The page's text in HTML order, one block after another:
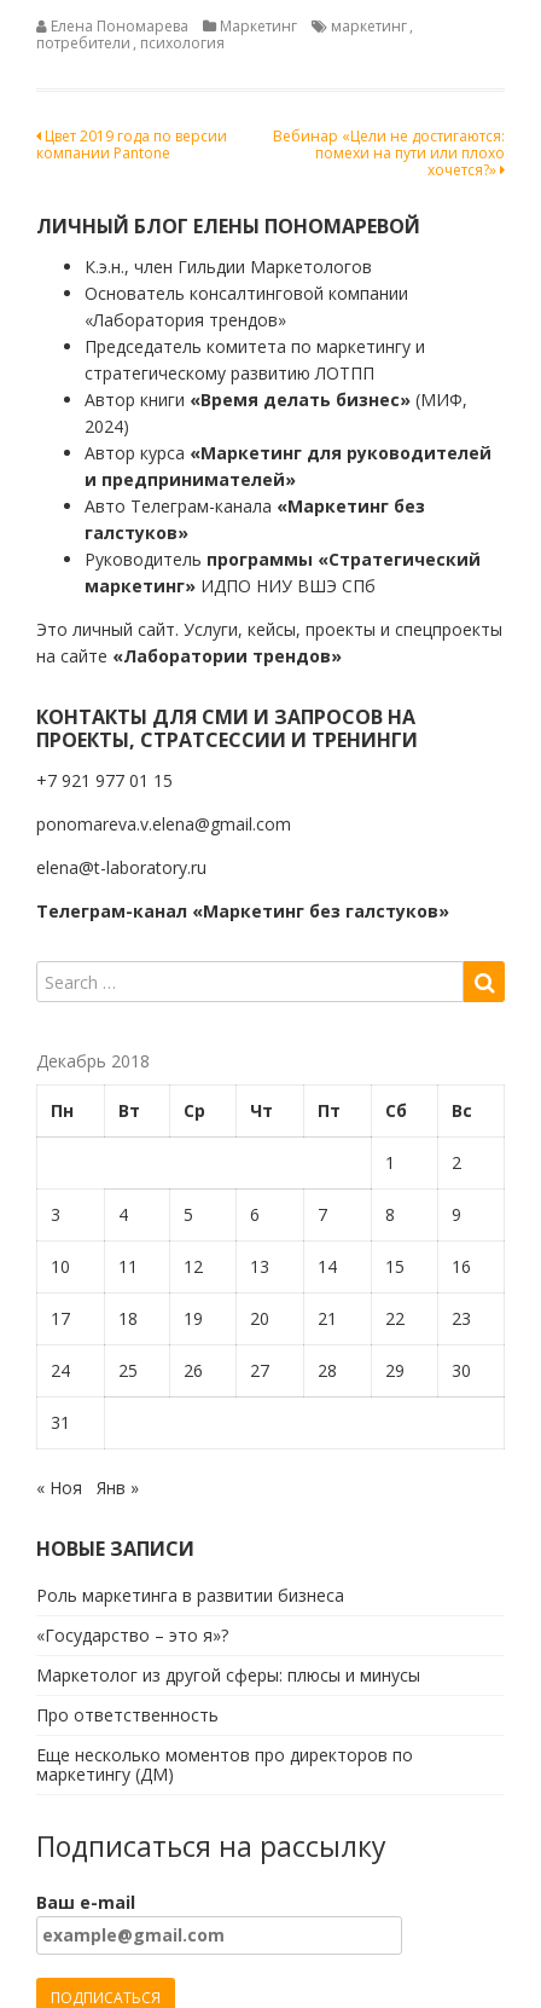
Елена Пономарева Маркетинг маркетинг,
потребители , психология
Навигация
записям
Цвет 2019 года по версии
компании Pantone
Вебинар «Цели не достигаются:
помехи на пути или плохо
хочется?»
ЛИЧНЫЙ БЛОГ ЕЛЕНЫ ПОНОМАРЕВОЙ
К.э.н., член Гильдии Маркетологов
Основатель консалтинговой компании
«Лаборатория трендов»
Председатель комитета по маркетингу и
стратегическому развитию ЛОТПП
Автор книги «Время делать бизнес» (МИФ,
2024)
Автор курса «Маркетинг для руководителей
и предпринимателей»
Авто Телеграм-канала «Маркетинг без
галстуков»
Руководитель программы «Стратегический
маркетинг» ИДПО НИУ ВШЭ СПб
Это личный сайт. Услуги, кейсы, проекты и спецпроекты
на сайте «Лаборатории трендов»
КОНТАКТЫ ДЛЯ СМИ И ЗАПРОСОВ НА
ПРОЕКТЫ, СТРАТСЕССИИ И ТРЕНИНГИ
+7 921 977 01 15
ponomareva.v.elena@gmail.com
elena@t-laboratory.ru
Телеграм-канал «Маркетинг без галстуков»
Декабрь 2018
Пн Вт Ср Чт Пт Сб Вс
1 2
3 4 5 6 7 8 9
10 11 12 13 14 15 16
17 18 19 20 21 22 23
24 25 26 27 28 29 30
31
« Ноя Янв »
НОВЫЕ ЗАПИСИ
Роль маркетинга в развитии бизнеса
«Государство – это я»?
Маркетолог из другой сферы: плюсы и минусы
Про ответственность
Еще несколько моментов про директоров по
маркетингу (ДМ)
Подписаться на рассылку
Ваш e-mail